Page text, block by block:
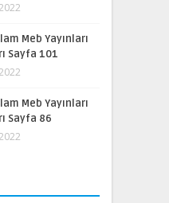
Meb Yayınları
Sayfa 101
Meb Yayınları
Sayfa 86